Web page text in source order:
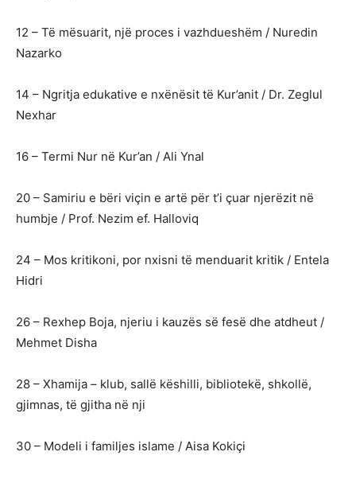
12 – Të mësuarit, një proces i vazhdueshëm / Nuredin
Nazarko
14 – Ngritja edukative e nxënësit të Kur’anit / Dr. Zeglul
Nexhar
16 – Termi Nur në Kur’an / Ali Ynal
20 – Samiriu e bëri viçin e artë për t’i çuar njerëzit në
humbje / Prof. Nezim ef. Halloviq
24 – Mos kritikoni, por nxisni të menduarit kritik / Entela
Hidri
26 – Rexhep Boja, njeriu i kauzës së fesë dhe atdheut /
Mehmet Disha
28 – Xhamija – klub, sallë këshilli, bibliotekë, shkollë,
gjimnas, të gjitha në nji
30 – Modeli i familjes islame / Aisa Kokiçi